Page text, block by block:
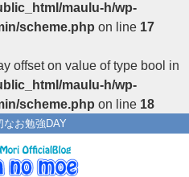
maulu-h/wp-
scheme.php on line 17
offset on value of type bool in
maulu-h/wp-
scheme.php on line 18
なお勉強DAY